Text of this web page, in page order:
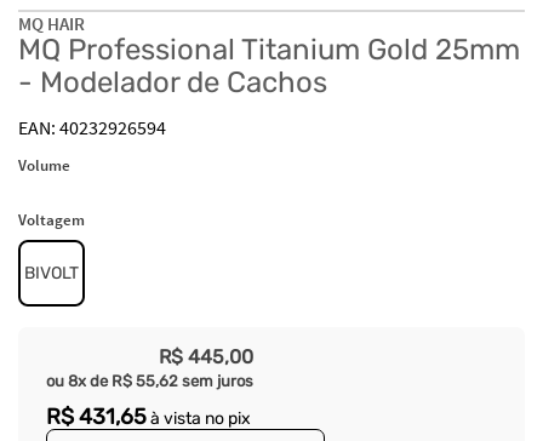
MQ HAIR
MQ Professional Titanium Gold 25mm
- Modelador de Cachos
40232926594
Volume
Voltagem
BIVOLT
R$ 445,00
ou 8x de R$ 55,62 sem juros
R$431,65à vista no pix